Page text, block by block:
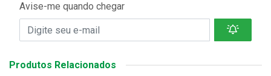
Avise-me quando chegar
Produtos Relacionados